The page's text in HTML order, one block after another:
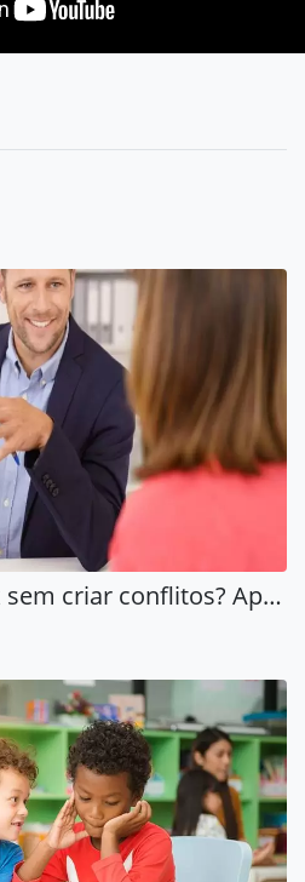
Como dar feedback sem criar conflitos? Aprenda aqui!